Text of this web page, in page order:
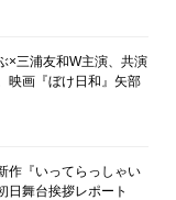
×三浦友和W主演、共演
映画『ぼけ日和』矢部
作『いってらっしゃい
日舞台挨拶レポート